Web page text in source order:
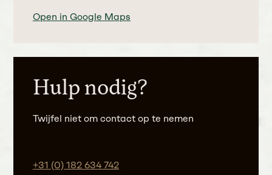
Open in Google Maps
Hulp nodig?
Twijfel niet om contact op te nemen
+31 (0) 182 634 742